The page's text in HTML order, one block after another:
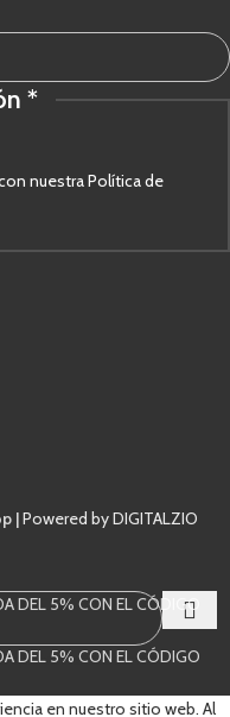
*
nuestra Política de
|Powered by DIGITALZIO
que estás buscando.
DEL 5% CON EL CÓDIGO
DEL 5% CON EL CÓDIGO
en nuestro sitio web. Al